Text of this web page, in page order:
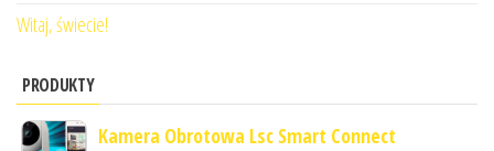
Witaj, świecie!
PRODUKTY
Kamera Obrotowa Lsc Smart Connect